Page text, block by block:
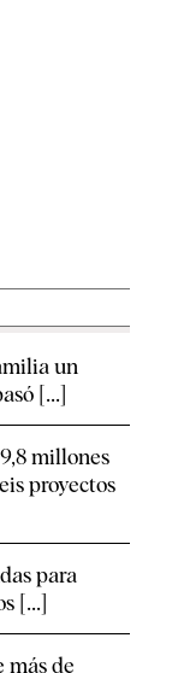
un
[...]
millones
proyectos
para
[...]
de